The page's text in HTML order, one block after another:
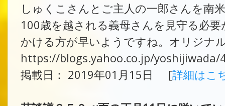
しゅくこさんとご主人の一郎さんを南
100歳を越される義母さんを見守る必
かける方が早いようですね。オリジナ
https://blogs.yahoo.co.jp/yoshijiwada/
掲載日： 2019年01月15日 [詳細はこ